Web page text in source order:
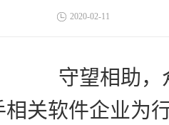
2020-02-11
守望相助，
相关软件企业为